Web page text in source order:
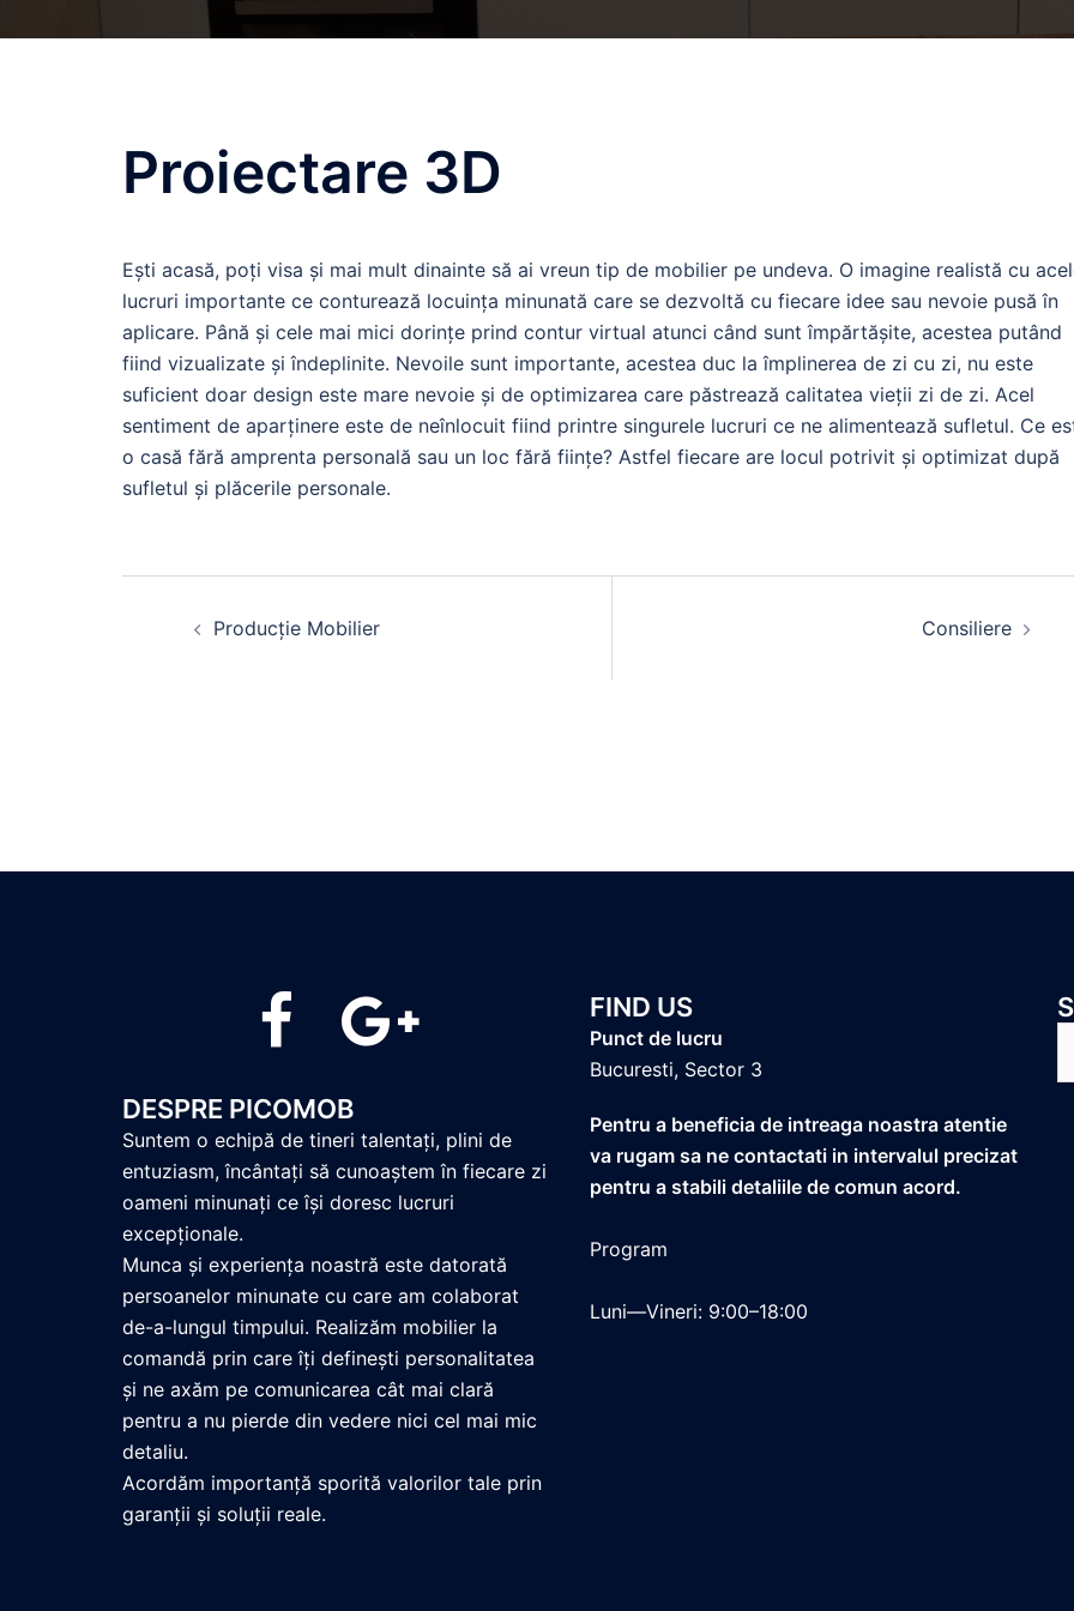
Proiectare 3D
Ești acasă, poți visa și mai mult dinainte să ai vreun tip de mobilier pe undeva. O imagine realistă cu
lucruri importante ce conturează locuința minunată care se dezvoltă cu fiecare idee sau nevoie pusă în
aplicare. Până și cele mai mici dorințe prind contur virtual atunci când sunt împărtășite, acestea putând
fiind vizualizate și îndeplinite. Nevoile sunt importante, acestea duc la împlinerea de zi cu zi, nu este
suficient doar design este mare nevoie și de optimizarea care păstrează calitatea vieții zi de zi. Acel
sentiment de aparținere este de neînlocuit fiind printre singurele lucruri ce ne alimentează sufletul. Ce
o casă fără amprenta personală sau un loc fără ființe? Astfel fiecare are locul potrivit și optimizat după
sufletul și plăcerile personale.
Producție Mobilier Consiliere
PicoMob
DESPRE PICOMOB
Suntem o echipă de tineri talentați, plini de
entuziasm, încântați să cunoaștem în fiecare zi
oameni minunați ce își doresc lucruri
excepționale.
Munca și experiența noastră este datorată
persoanelor minunate cu care am colaborat
de-a-lungul timpului. Realizăm mobilier la
comandă prin care îți definești personalitatea
și ne axăm pe comunicarea cât mai clară
pentru a nu pierde din vedere nici cel mai mic
detaliu.
Acordăm importanță sporită valorilor tale prin
garanții și soluții reale.
FIND US
Punct de lucru
Bucuresti, Sector 3
Pentru a beneficia de intreaga noastra atentie
va rugam sa ne contactati in intervalul precizat
pentru a stabili detaliile de comun acord.
Program
Luni—Vineri: 9:00–18:00